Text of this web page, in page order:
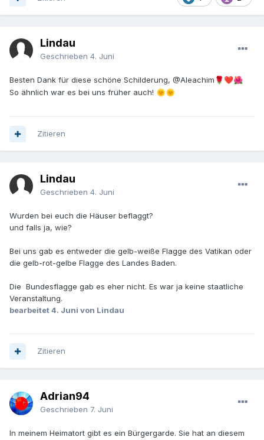
Lindau
Geschrieben 4. Juni
Besten Dank für diese schöne Schilderung, @Aleachim 🌹 ❤️🌺
So ähnlich war es bei uns früher auch! 🌞🌞
Zitieren
Lindau
Geschrieben 4. Juni
Wurden bei euch die Häuser beflaggt?
und falls ja, wie?
Bei uns gab es entweder die gelb-weiße Flagge des Vatikan oder
die gelb-rot-gelbe Flagge des Landes Baden.
Die Bundesflagge gab es eher nicht. Es war ja keine staatliche
Veranstaltung.
bearbeitet4. Juni von Lindau
Zitieren
Adrian94
Geschrieben 7. Juni
In meinem Heimatort gibt es ein Bürgergarde. Sie hat an diesem